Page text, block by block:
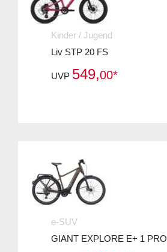
Kinder / Jugend
Liv STP 20 FS
UVP 549,00*
e-SUV
GIANT EXPLORE E+ 1 PRO